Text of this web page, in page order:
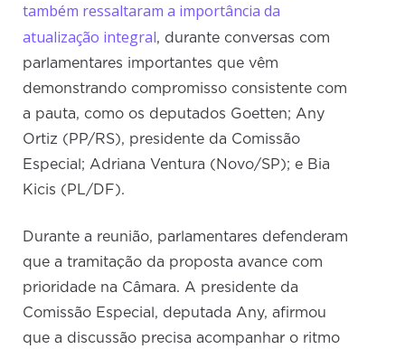
também ressaltaram a importância da
atualização integral, durante conversas com
parlamentares importantes que vêm
demonstrando compromisso consistente com
a pauta, como os deputados Goetten; Any
Ortiz (PP/RS), presidente da Comissão
Especial; Adriana Ventura (Novo/SP); e Bia
Kicis (PL/DF).
Durante a reunião, parlamentares defenderam
que a tramitação da proposta avance com
prioridade na Câmara. A presidente da
Comissão Especial, deputada Any, afirmou
que a discussão precisa acompanhar o ritmo